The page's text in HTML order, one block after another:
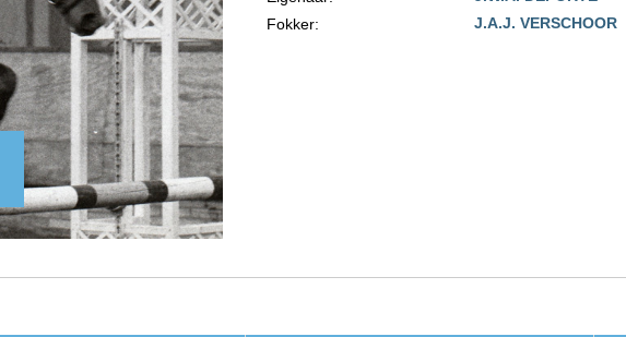
Fokker:
J.A.J. VERSCHOOR